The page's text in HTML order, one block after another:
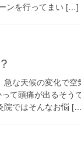
ンを行ってまい […]
な天候の変化で
て頭痛が出るそう
院ではそんなお悩